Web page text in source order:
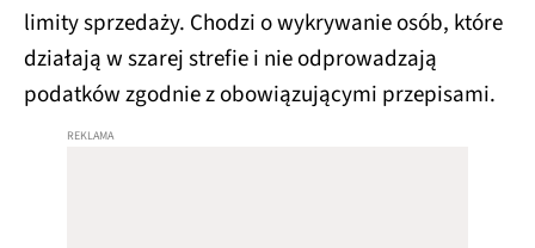
limity sprzedaży. Chodzi o wykrywanie osób, które
działają w szarej strefie i nie odprowadzają
podatków zgodnie z obowiązującymi przepisami.